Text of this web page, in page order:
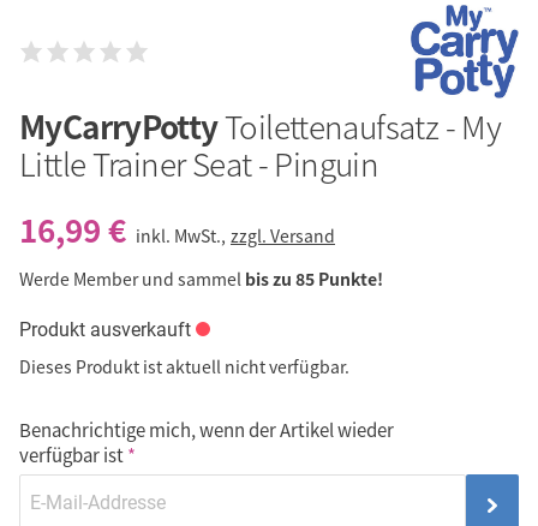
MyCarryPottyToilettenaufsatz - My
Little Trainer Seat - Pinguin
16,99 € inkl. MwSt., zzgl. Versand
Werde Member und sammel bis zu 85 Punkte!
Produkt ausverkauft
Dieses Produkt ist aktuell nicht verfügbar.
Benachrichtige mich, wenn der Artikel wieder
verfügbar ist